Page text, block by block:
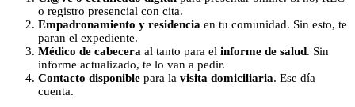
o registro presencial con cita.
Empadronamiento y residencia en tu comunidad. Sin esto, te
paran el expediente.
Médico de cabecera al tanto para el informe de salud. Sin
informe actualizado, te lo van a pedir.
Contacto disponible para la visita domiciliaria. Ese día
cuenta.